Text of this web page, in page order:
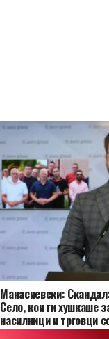
Манасиевски:
Село, кои ги хушкаше
насилници и трговци